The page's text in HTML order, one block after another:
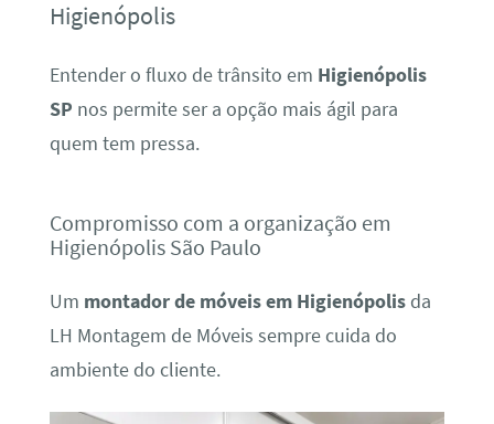
Higienópolis
Entender o fluxo de trânsito em Higienópolis
SP nos permite ser a opção mais ágil para
quem tem pressa.
Compromisso com a organização em
Higienópolis São Paulo
Um montador de móveis em Higienópolisda
LH Montagem de Móveis sempre cuida do
ambiente do cliente.